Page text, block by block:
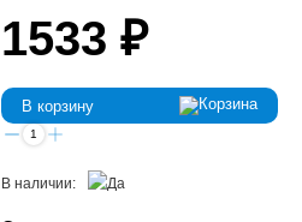
1533 ₽
В корзину
В наличии: